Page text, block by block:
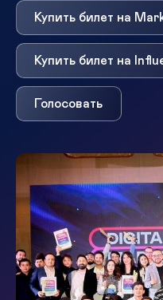
Купить билет на
Купить билет на
Голосовать